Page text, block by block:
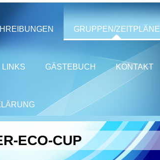
GRUPPEN/ZEITPLÄNE
LINKS GÄSTEBUCH KONTAKT
ECO-CUP